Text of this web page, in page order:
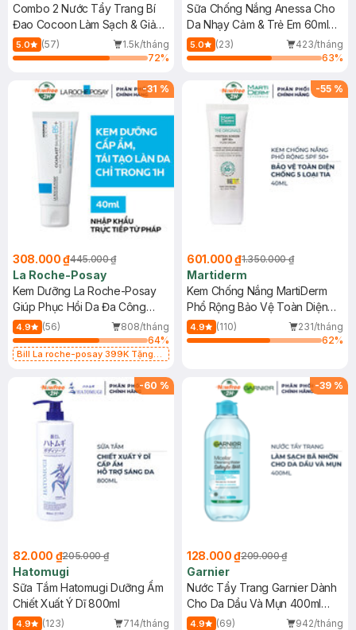
Combo 2 Nước Tẩy Trang Bí
Đao Cocoon Làm Sạch & Giảm
Dầu 500ml
5.0 (57)
1.5k/tháng
72%
Sữa Chống Nắng Anessa Cho
Da Nhạy Cảm & Trẻ Em 60ml
(Mới)
5.0 (23)
423/tháng
63%
-31 %
308.000 ₫445.000 ₫
La Roche-Posay
Kem Dưỡng La Roche-Posay
Giúp Phục Hồi Da Đa Công
Dụng 40ml
4.9 (56)
808/tháng
64%
Bill La roche-posay 399K Tặng
(SL có hạn)
-55 %
601.000 ₫1.350.000 ₫
Martiderm
Kem Chống Nắng MartiDerm
Phổ Rộng Bảo Vệ Toàn Diện
40ml
4.9 (110)
231/tháng
62%
-60 %
82.000 ₫205.000 ₫
Hatomugi
Sữa Tắm Hatomugi Dưỡng Ẩm
Chiết Xuất Ý Dĩ 800ml
4.9 (123)
714/tháng
-39 %
128.000 ₫209.000 ₫
Garnier
Nước Tẩy Trang Garnier Dành
Cho Da Dầu Và Mụn 400ml
(Mới)
4.9 (69)
942/tháng